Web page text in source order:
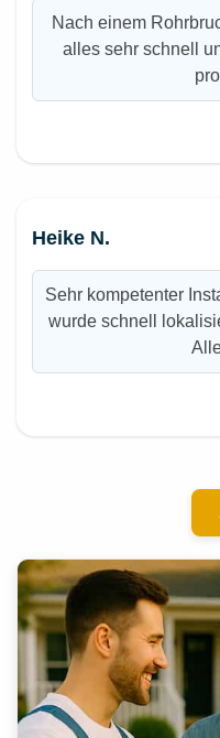
Nach einem
alles sehr schnell
Heike N.
Sehr kompetenter
wurde schnell